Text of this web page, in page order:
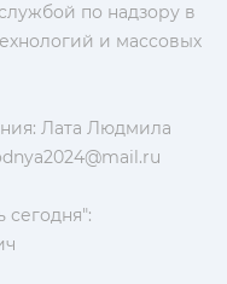
по надзору в
и массовых
Лата Людмила
сегодня":